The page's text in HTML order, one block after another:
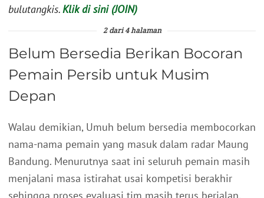
bulutangkis.Klik di sini (JOIN)
2 dari 4 halaman
Belum Bersedia Berikan Bocoran
Pemain Persib untuk Musim
Depan
Walau demikian, Umuh belum bersedia membocorkan
nama-nama pemain yang masuk dalam radar Maung
Bandung. Menurutnya saat ini seluruh pemain masih
menjalani masa istirahat usai kompetisi berakhir